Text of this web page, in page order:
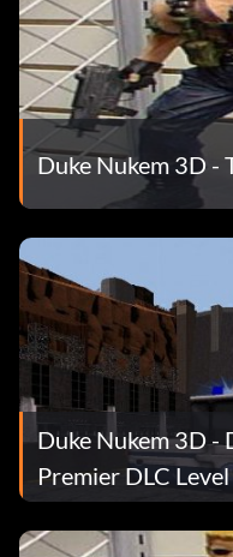
Duke Nukem 3D -
Duke Nukem 3D -
Premier DLC